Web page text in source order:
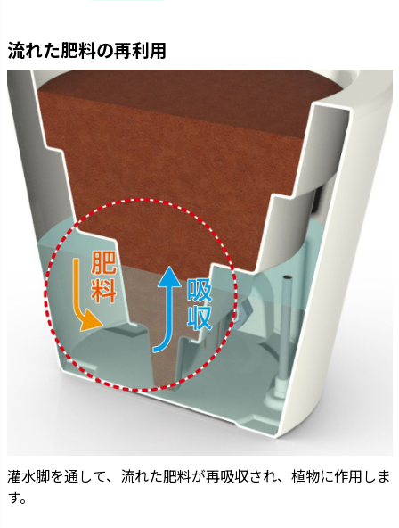
流れた肥料の再利用
灌水脚を通して、流れた肥料が再吸収され、植物に作用しま
す。